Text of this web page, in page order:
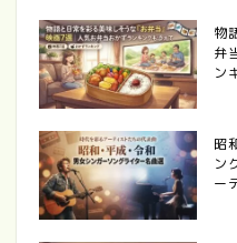
物
弁
ン
昭
ン
ー